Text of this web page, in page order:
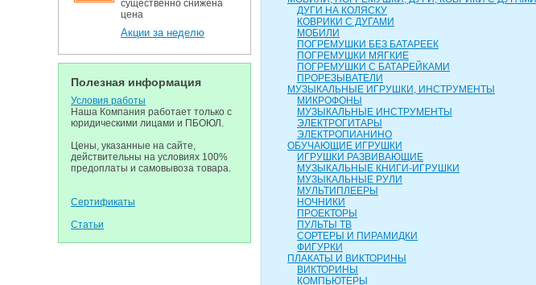
существенно снижена
цена
Акции за неделю
Полезная информация
Условия работы
Наша Компания работает только с
юридическими лицами и ПБОЮЛ.
Цены, указанные на сайте,
действительны на условиях 100%
предоплаты и самовывоза товара.
Сертификаты
Статьи
ДУГИ НА КОЛЯСКУ
КОВРИКИ С ДУГАМИ
МОБИЛИ
ПОГРЕМУШКИ БЕЗ БАТАРЕЕК
ПОГРЕМУШКИ МЯГКИЕ
ПОГРЕМУШКИ С БАТАРЕЙКАМИ
ПРОРЕЗЫВАТЕЛИ
МУЗЫКАЛЬНЫЕ ИГРУШКИ, ИНСТРУМЕНТЫ
МИКРОФОНЫ
МУЗЫКАЛЬНЫЕ ИНСТРУМЕНТЫ
ЭЛЕКТРОГИТАРЫ
ЭЛЕКТРОПИАНИНО
ОБУЧАЮЩИЕ ИГРУШКИ
ИГРУШКИ РАЗВИВАЮЩИЕ
МУЗЫКАЛЬНЫЕ КНИГИ-ИГРУШКИ
МУЗЫКАЛЬНЫЕ РУЛИ
МУЛЬТИПЛЕЕРЫ
НОЧНИКИ
ПРОЕКТОРЫ
ПУЛЬТЫ ТВ
СОРТЕРЫ И ПИРАМИДКИ
ФИГУРКИ
ПЛАКАТЫ И ВИКТОРИНЫ
ВИКТОРИНЫ
КОМПЬЮТЕРЫ